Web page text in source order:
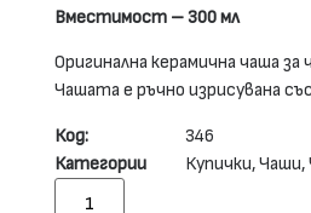
Вместимост – 300 мл
Оригинална керамична чаша за
Чашата е ръчно изрисувана
Код:
346
Категории
Купички, Чаши,